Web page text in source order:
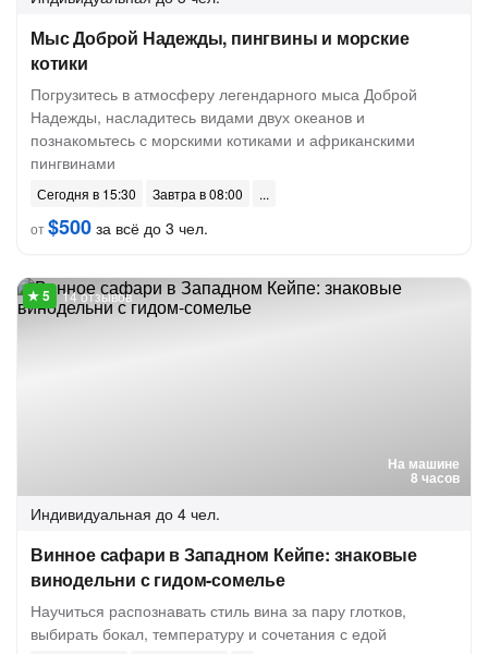
Мыс Доброй Надежды, пингвины и морские
котики
Погрузитесь в атмосферу легендарного мыса Доброй
Надежды, насладитесь видами двух океанов и
познакомьтесь с морскими котиками и африканскими
пингвинами
Сегодня в 15:30
Завтра в 08:00
от$500 за всё до 3 чел.
На машине
8 часов
14 отзывов
Индивидуальная до 4 чел.
Винное сафари в Западном Кейпе: знаковые
винодельни с гидом-сомелье
Научиться распознавать стиль вина за пару глотков,
выбирать бокал, температуру и сочетания с едой